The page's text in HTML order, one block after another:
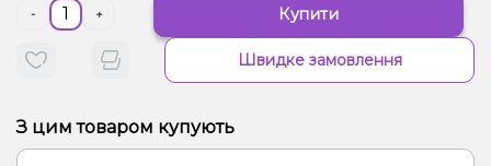
- + Купити
Швидке замовлення
З цим товаром купують